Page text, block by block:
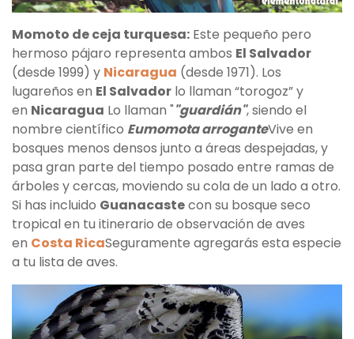
Momoto de ceja turquesa: Este pequeño pero
hermoso pájaro representa ambos El Salvador
(desde 1999) y Nicaragua (desde 1971). Los
lugareños en El Salvador lo llaman “torogoz” y
en Nicaragua Lo llaman ""guardián", siendo el
nombre científico Eumomota arroganteVive en
bosques menos densos junto a áreas despejadas, y
pasa gran parte del tiempo posado entre ramas de
árboles y cercas, moviendo su cola de un lado a otro.
Si has incluido Guanacastecon su bosque seco
tropical en tu itinerario de observación de aves
en Costa RicaSeguramente agregarás esta especie
a tu lista de aves.